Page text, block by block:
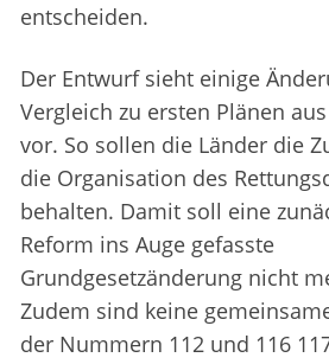
entscheiden.
Der Entwurf sieht einige
Vergleich zu ersten Plänen
vor. So sollen die Länder die
die Organisation des
behalten. Damit soll eine
Reform ins Auge gefasste
Grundgesetzänderung nicht
Zudem sind keine
der Nummern 112 und 116